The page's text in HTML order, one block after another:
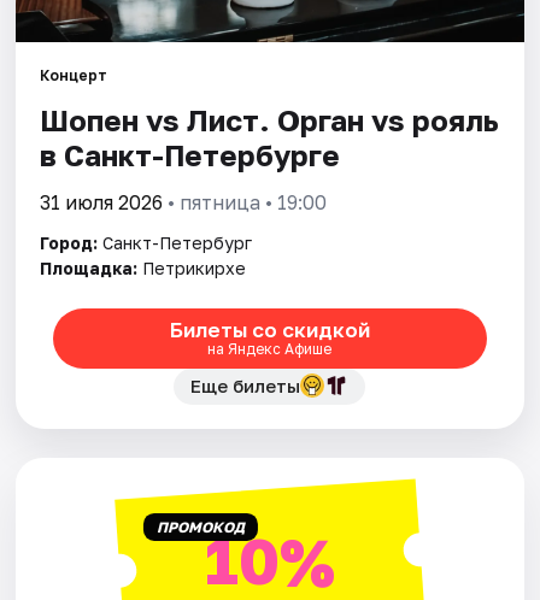
Площадки
Артисты
Концерт
Шопен vs Лист. Орган vs рояль
в Санкт-Петербурге
31 июля 2026 • пятница • 19:00
Город: Санкт-Петербург
Площадка: Петрикирхе
Билеты со скидкой
на Яндекс Афише
Еще билеты
ПРОМОКОД10%